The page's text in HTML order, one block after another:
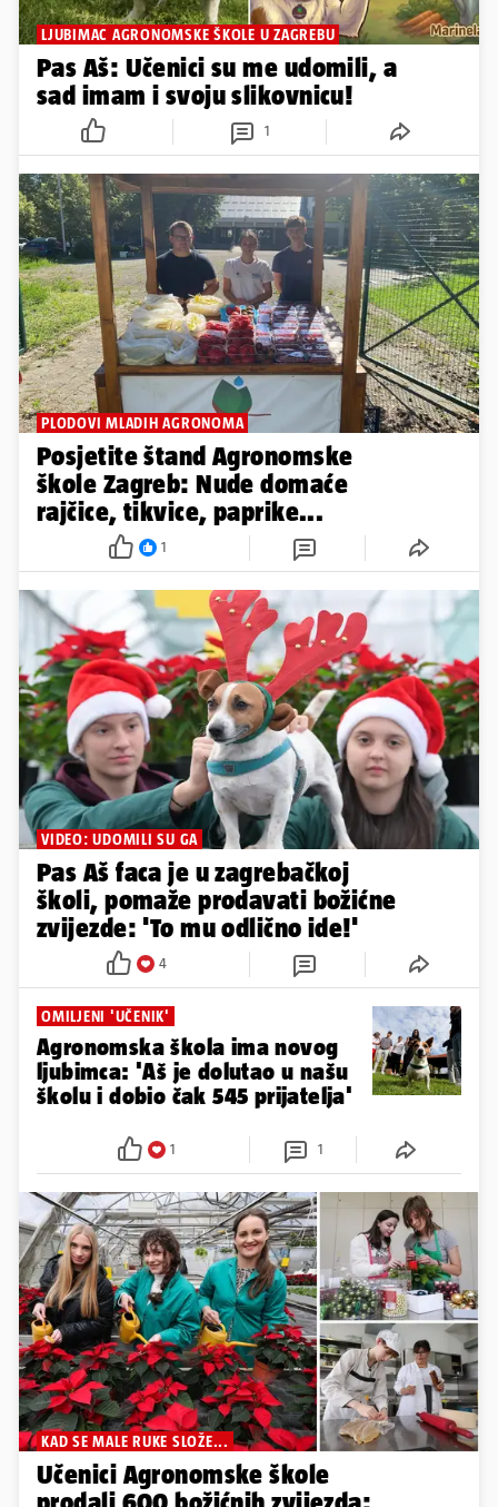
LJUBIMAC AGRONOMSKE ŠKOLE U ZAGREBU
Pas Aš: Učenici su me udomili, a
sad imam i svoju slikovnicu!
1
PLODOVI MLADIH AGRONOMA
Posjetite štand Agronomske
škole Zagreb: Nude domaće
rajčice, tikvice, paprike...
1
VIDEO: UDOMILI SU GA
Pas Aš faca je u zagrebačkoj
školi, pomaže prodavati božićne
zvijezde: 'To mu odlično ide!'
4
OMILJENI 'UČENIK'
Agronomska škola ima novog
ljubimca: 'Aš je dolutao u našu
školu i dobio čak 545 prijatelja'
1 1
KAD SE MALE RUKE SLOŽE...
Učenici Agronomske škole